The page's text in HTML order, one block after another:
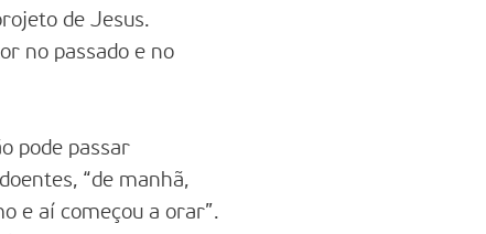
de Jesus.
no passado e no
pode passar
“de manhã,
e aí começou a orar”.